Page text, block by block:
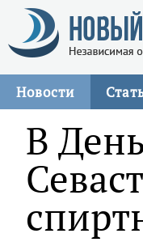
Новости
В